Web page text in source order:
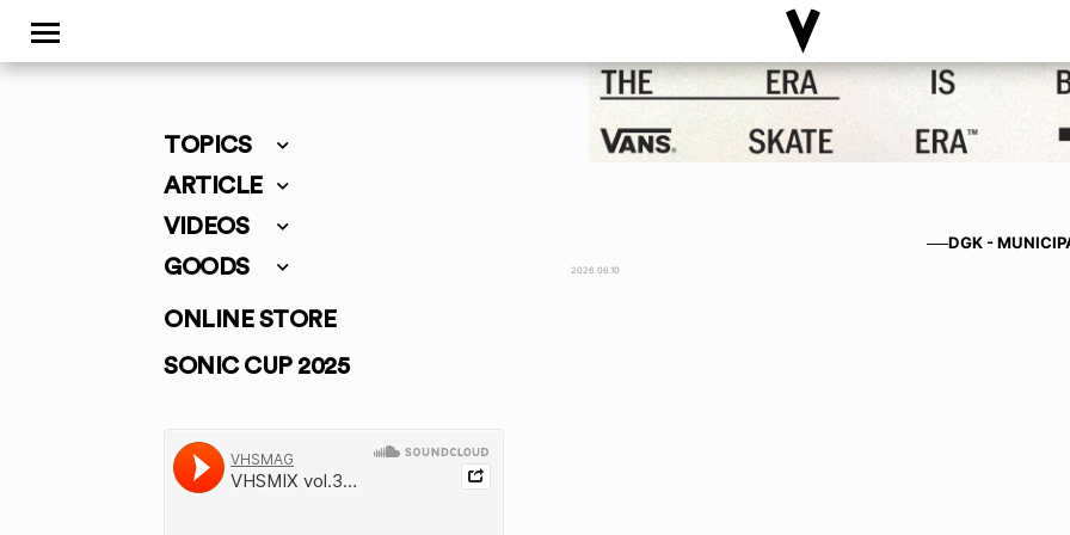
TOPICS
ARTICLE
VIDEOS
GOODS
ONLINE STORE
SONIC CUP 2025
──DGK -
2026.06.10